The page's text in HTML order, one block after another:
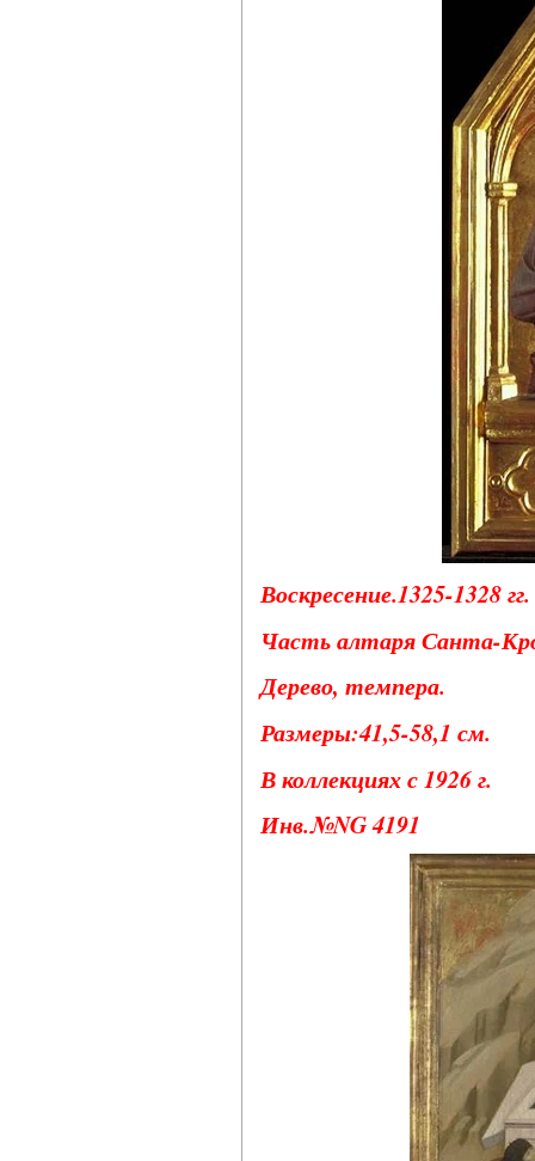
Воскресение.1325-1328 гг.
Часть алтаря Санта-
Дерево, темпера.
Размеры:41,5-58,1 см.
В коллекциях с 1926 г.
Инв.№NG 4191